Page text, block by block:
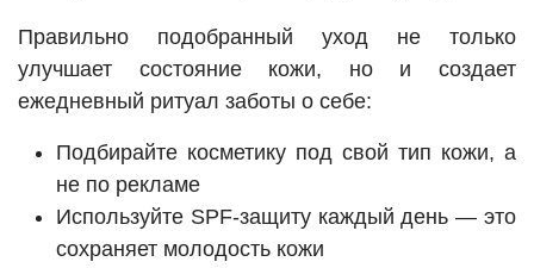
Правильно подобранный уход не только
улучшает состояние кожи, но и создает
ежедневный ритуал заботы о себе:
Подбирайте косметику под свой тип кожи, а
не по рекламе
Используйте SPF-защиту каждый день — это
сохраняет молодость кожи